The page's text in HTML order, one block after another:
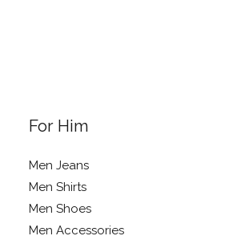
For Him
Men Jeans
Men Shirts
Men Shoes
Men Accessories